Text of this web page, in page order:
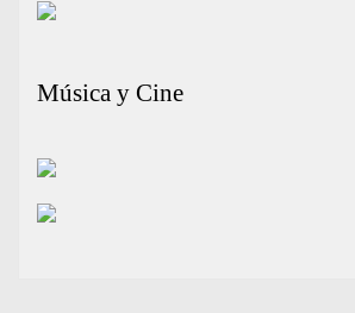
Música y Cine